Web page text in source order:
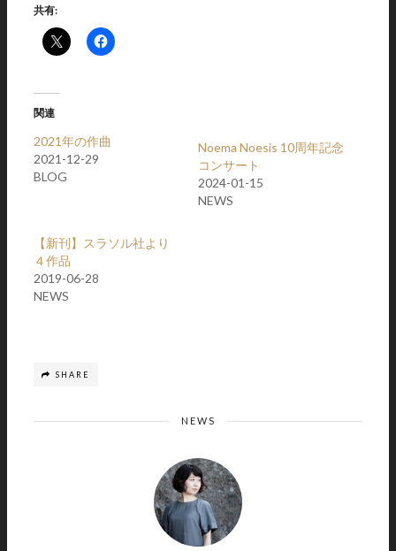
共有:
関連
2021年の作曲
2021-12-29
BLOG
Noema Noesis 10周年記念
コンサート
2024-01-15
NEWS
【新刊】スラソル社より
４作品
2019-06-28
NEWS
SHARE
NEWS